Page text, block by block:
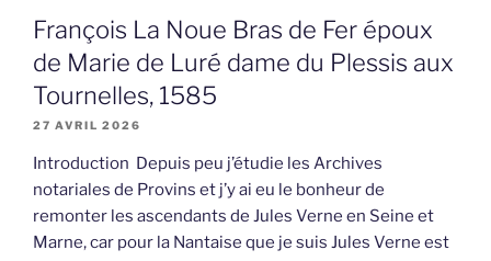
François La Noue Bras de Fer époux
de Marie de Luré dame du Plessis aux
Tournelles, 1585
27 AVRIL 2026
Introduction Depuis peu j’étudie les Archives
notariales de Provins et j’y ai eu le bonheur de
remonter les ascendants de Jules Verne en Seine et
Marne, car pour la Nantaise que je suis Jules Verne est